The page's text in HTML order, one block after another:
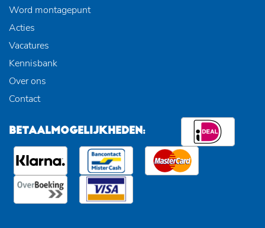
Word montagepunt
Acties
Vacatures
Kennisbank
Over ons
Contact
BETAALMOGELIJKHEDEN: